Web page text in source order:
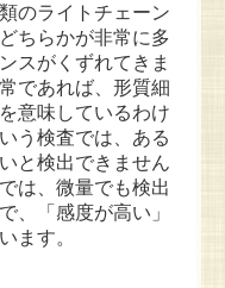
のライトチェーン
ちらかが非常に多
スがくずれてきま
であれば、形質細
意味しているわけ
う検査では、ある
と検出できません
は、微量でも検出
、「感度が高い」
ます。